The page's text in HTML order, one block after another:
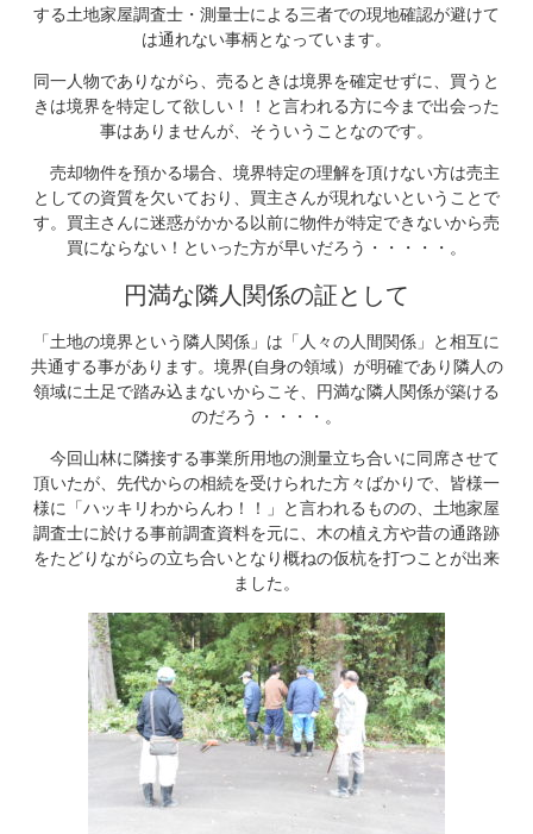
する土地家屋調査士・測量士による三者での現地確認が避けて
は通れない事柄となっています。
同一人物でありながら、売るときは境界を確定せずに、買うと
きは境界を特定して欲しい！！と言われる方に今まで出会った
事はありませんが、そういうことなのです。
売却物件を預かる場合、境界特定の理解を頂けない方は売主
としての資質を欠いており、買主さんが現れないということで
す。買主さんに迷惑がかかる以前に物件が特定できないから売
買にならない！といった方が早いだろう・・・・・。
円満な隣人関係の証として
「土地の境界という隣人関係」は「人々の人間関係」と相互に
共通する事があります。境界(自身の領域）が明確であり隣人の
領域に土足で踏み込まないからこそ、円満な隣人関係が築ける
のだろう・・・・。
今回山林に隣接する事業所用地の測量立ち合いに同席させて
頂いたが、先代からの相続を受けられた方々ばかりで、皆様一
様に「ハッキリわからんわ！！」と言われるものの、土地家屋
調査士に於ける事前調査資料を元に、木の植え方や昔の通路跡
をたどりながらの立ち合いとなり概ねの仮杭を打つことが出来
ました。